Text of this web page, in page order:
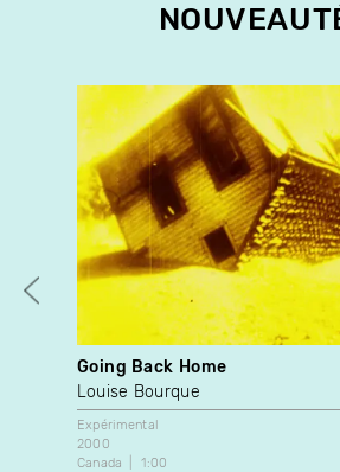
Going Back Home
Louise Bourque
Expérimental
2000
Canada
1:00